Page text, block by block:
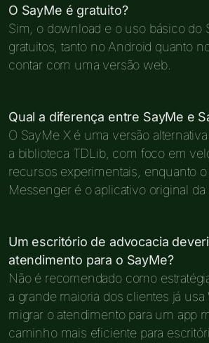
O SayMe é gratuito?
Sim, o download e o uso básico do
gratuitos, tanto no Android quanto
contar com uma versão web.
Qual a diferença entre SayMe e
O SayMe X é uma versão
a biblioteca TDLib, com foco em
recursos experimentais, enquanto
Messenger é o aplicativo original da
Um escritório de advocacia
atendimento para o SayMe?
Não é recomendado como
a grande maioria dos clientes já usa
migrar o atendimento para um app
caminho mais eficiente para